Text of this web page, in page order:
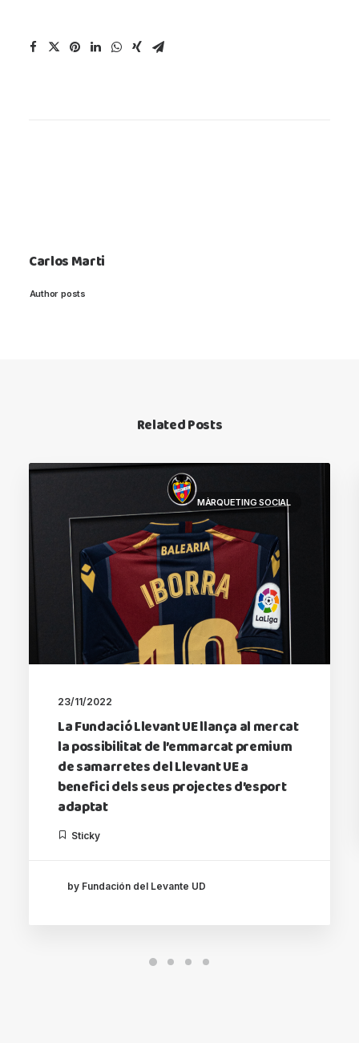
Carlos Marti
Author posts
Related Posts
MÀRQUETING SOCIAL
23/11/2022
La Fundació Llevant UE llança al mercat
la possibilitat de l’emmarcat premium
de samarretes del Llevant UE a
benefici dels seus projectes d’esport
adaptat
Sticky
by Fundación del Levante UD